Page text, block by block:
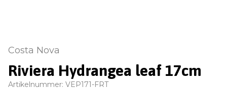
Costa Nova
Riviera Hydrangea leaf 17cm
Artikelnummer: VEP171-FRT